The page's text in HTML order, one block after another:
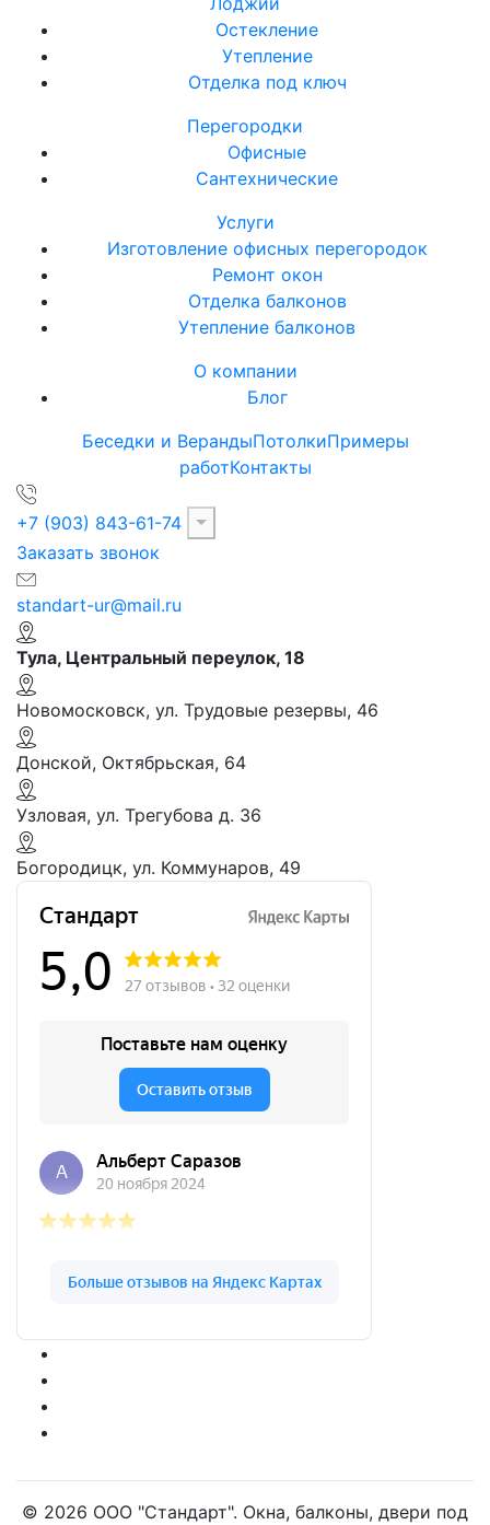
Остекление
Утепление
Отделка под ключ
Перегородки
Офисные
Сантехнические
Услуги
Изготовление офисных перегородок
Ремонт окон
Отделка балконов
Утепление балконов
О компании
Блог
Беседки и ВерандыПотолкиПримеры
работКонтакты
+7 (903) 843-61-74
Заказать звонок
standart-ur@mail.ru
Тула, Центральный переулок, 18
Новомосковск, ул. Трудовые резервы, 46
Донской, Октябрьская, 64
Узловая, ул. Трегубова д. 36
Богородицк, ул. Коммунаров, 49
© 2026 ООО "Стандарт". Окна, балконы, двери под